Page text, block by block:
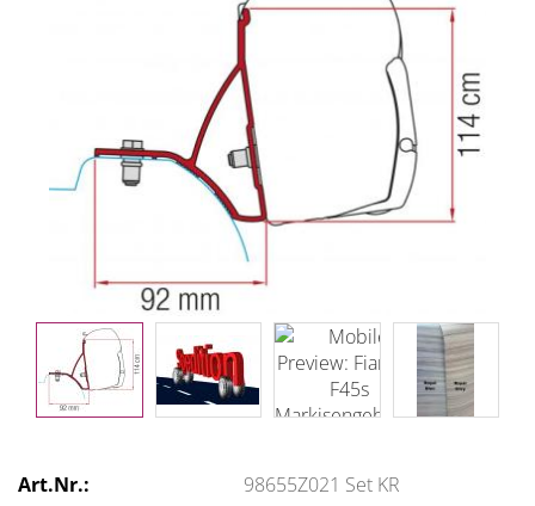
Art.Nr.:
98655Z021 Set KR